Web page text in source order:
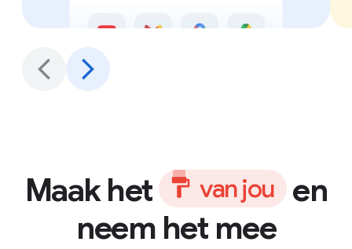
Maak het vanjou en
neem het mee